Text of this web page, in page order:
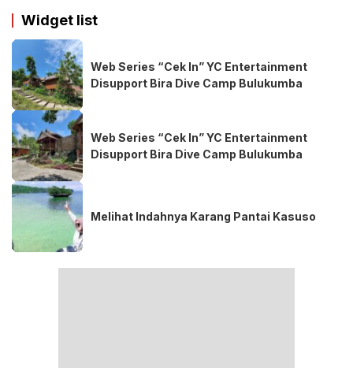
Widget list
Web Series “Cek In” YC Entertainment
Disupport Bira Dive Camp Bulukumba
Web Series “Cek In” YC Entertainment
Disupport Bira Dive Camp Bulukumba
Melihat Indahnya Karang Pantai Kasuso